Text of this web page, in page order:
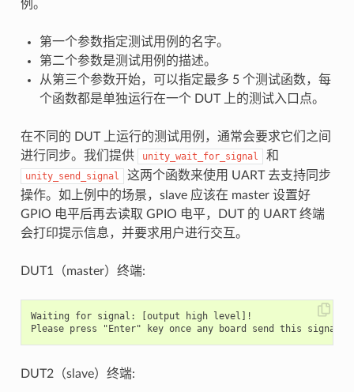
例。
第一个参数指定测试用例的名字。
第二个参数是测试用例的描述。
从第三个参数开始，可以指定最多 5 个测试函数，每
个函数都是单独运行在一个 DUT 上的测试入口点。
在不同的 DUT 上运行的测试用例，通常会要求它们之间
进行同步。我们提供
unity_wait_for_signal 和
unity_send_signal
这两个函数来使用 UART 去支持同步
操作。如上例中的场景，slave 应该在 master 设置好
GPIO 电平后再去读取 GPIO 电平，DUT 的 UART 终端
会打印提示信息，并要求用户进行交互。
DUT1（master）终端:
Waiting for signal: [output high level]!
DUT2（slave）终端: